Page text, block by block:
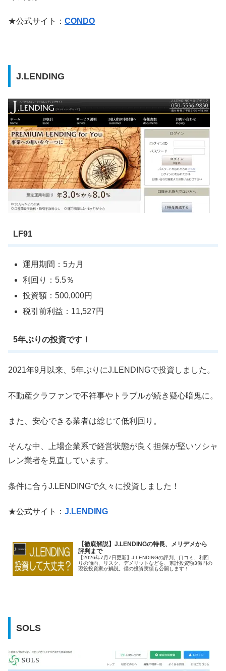
★公式サイト： CONDO
J.LENDING
LF91
運用期間：5カ月
利回り：5.5％
投資額：500,000円
税引前利益：11,527円
5年ぶりの投資です！
2021年9月以来、5年ぶりにJ.LENDINGで投資しました。
不動産クラファンで不祥事やトラブルが続き疑心暗鬼に。
また、安心できる業者は総じて低利回り。
そんな中、上場企業系で経営状態が良く担保が堅いソシャ
レン業者を見直しています。
条件に合うJ.LENDINGで久々に投資しました！
★公式サイト： J.LENDING
【徹底解説】J.LENDINGの特長、メリデメから
評判まで
【2026年7月7日更新】J.LENDINGの評判、口コミ、利回
りの傾向、リスク、デメリットなどを、累計投資額3億円の
現役投資家が解説。僕の投資実績も公開します！
SOLS